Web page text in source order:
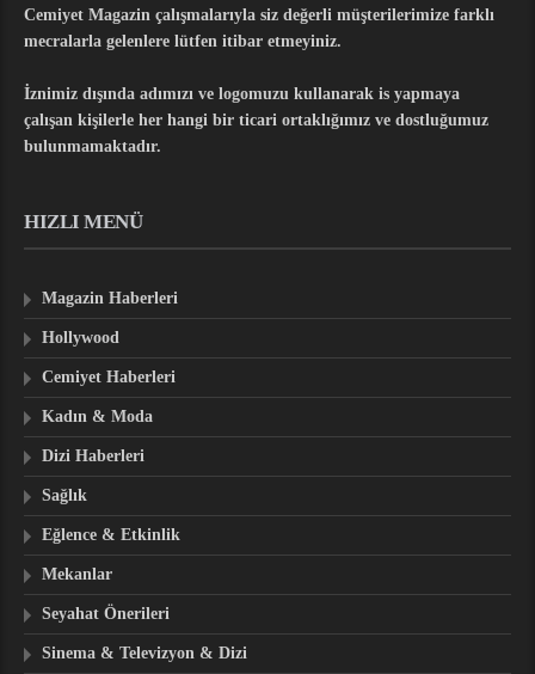
Cemiyet Magazin çalışmalarıyla siz değerli müşterilerimize farklı
mecralarla gelenlere lütfen itibar etmeyiniz.
İznimiz dışında adımızı ve logomuzu kullanarak is yapmaya
çalışan kişilerle her hangi bir ticari ortaklığımız ve dostluğumuz
bulunmamaktadır.
HIZLI MENÜ
Magazin Haberleri
Hollywood
Cemiyet Haberleri
Kadın & Moda
Dizi Haberleri
Sağlık
Eğlence & Etkinlik
Mekanlar
Seyahat Önerileri
Sinema & Televizyon & Dizi